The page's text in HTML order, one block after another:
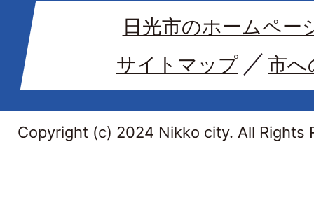
日光市のホームペー
サイトマップ
市へ
Copyright (c) 2024 Nikko city. All Rights